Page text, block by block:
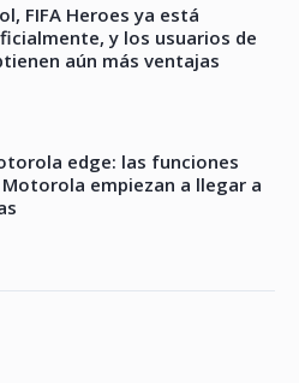
FIFA Heroes ya está
y los usuarios de
aún más ventajas
edge: las funciones
empiezan a llegar a